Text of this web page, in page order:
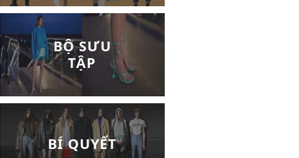
BỘ SƯU
TẬP
BÍ QUYẾT